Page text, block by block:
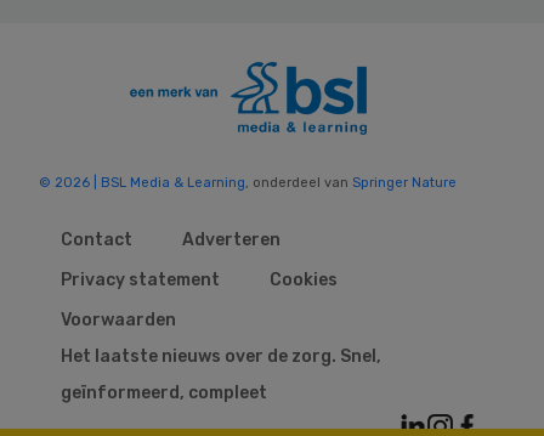
© 2026 | BSL Media & Learning, onderdeel van Springer Nature
Contact
Adverteren
Privacy statement
Cookies
Voorwaarden
Het laatste nieuws over de zorg. Snel,
geïnformeerd, compleet